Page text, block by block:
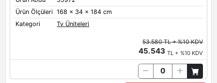
Ürün Ölçüleri 168 x 34 x 184 cm
Kategori
Tv Üniteleri
53.580 TL + %10 KDV
45.543TL + %10 KDV